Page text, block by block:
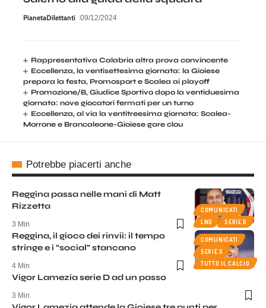
PianetaDilettanti 09/12/2024
Rappresentativa Calabria altra prova convincente
Eccellenza, la ventisettesima giornata: la Gioiese
prepara la festa, Promosport e Scalea ai playoff
Promozione/B, Giudice Sportivo dopo la ventiduesima
giornata: nove giocatori fermati per un turno
Eccellenza, al via la ventitreesima giornata: Scalea-
Morrone e Brancaleone-Gioiese gare clou
Potrebbe piacerti anche
COMUNICATI
LND
SERIE D
Reggina passa nelle mani di Matt
Rizzetta
3 Min
COMUNICATI
SERIE D
TUTTO IL CALCIO
Reggina, il gioco dei rinvii: il tempo
stringe e i “social” stancano
4 Min
Vigor Lamezia serie D ad un passo
3 Min